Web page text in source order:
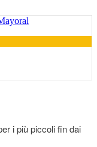
i più piccoli fin dai